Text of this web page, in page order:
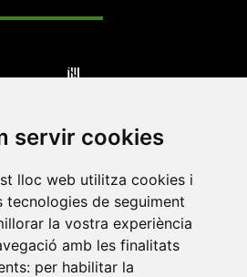
servir cookies
lloc web utilitza cookies i
tecnologies de seguiment
la vostra experiència
amb les finalitats
per habilitar la
CEU•Universitat d'Alacant
•Universitat Autònoma de